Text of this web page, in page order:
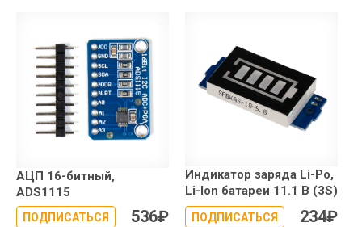
АЦП 16-битный,
ADS1115
ПОДПИСАТЬСЯ 536₽
Индикатор заряда Li-Po,
Li-Ion батареи 11.1 В (3S)
ПОДПИСАТЬСЯ 234₽